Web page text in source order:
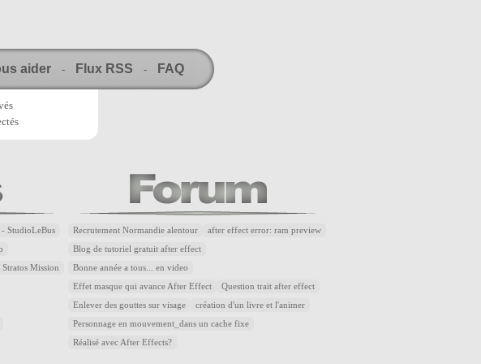
aider - Flux RSS - FAQ
StudioLeBus
Mission
Recrutement Normandie alentour after effect error: ram preview
Blog de tutoriel gratuit after effect
Bonne année a tous... en video
Effet masque qui avance After Effect Question trait after effect
Enlever des gouttes sur visage création d'un livre et l'animer
Personnage en mouvement_dans un cache fixe
Réalisé avec After Effects?